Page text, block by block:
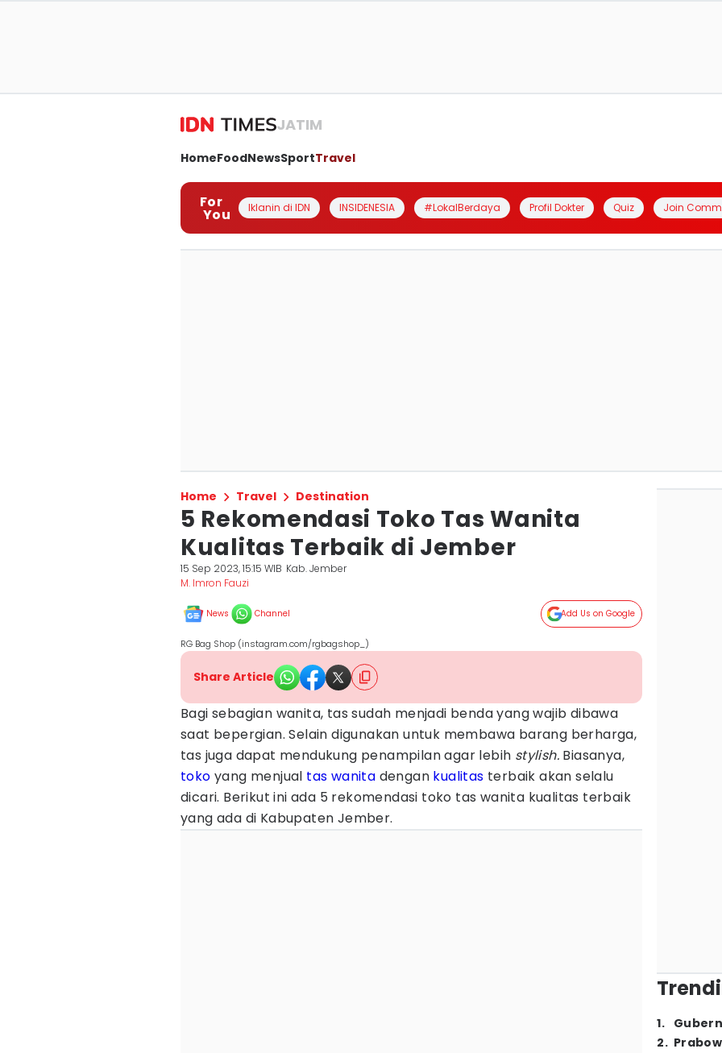
JATIM
HomeFoodNewsSportTravel
For
You Iklanin di IDN INSIDENESIA #LokalBerdaya Profil Dokter Quiz Join
Home Travel Destination
5 Rekomendasi Toko Tas Wanita
Kualitas Terbaik di Jember
15 Sep 2023, 15:15 WIB Kab. Jember
M. Imron Fauzi
News Channel Add Us on Google
RG Bag Shop (instagram.com/rgbagshop_)
Share Article
Bagi sebagian wanita, tas sudah menjadi benda yang wajib dibawa
saat bepergian. Selain digunakan untuk membawa barang berharga,
tas juga dapat mendukung penampilan agar lebih stylish. Biasanya,
toko yang menjual tas wanita dengan kualitas terbaik akan selalu
dicari. Berikut ini ada 5 rekomendasi toko tas wanita kualitas terbaik
yang ada di Kabupaten Jember.
1.
2.